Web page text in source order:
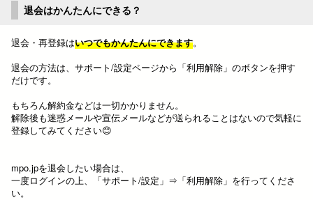
退会はかんたんにできる？
退会・再登録はいつでもかんたんにできます。
退会の方法は、サポート/設定ページから「利用解除」のボタンを押す
だけです。
もちろん解約金などは一切かかりません。
解除後も迷惑メールや宣伝メールなどが送られることはないので気軽に
登録してみてください😊
mpo.jpを退会したい場合は、
一度ログインの上、「サポート/設定」⇒「利用解除」を行ってくださ
い。